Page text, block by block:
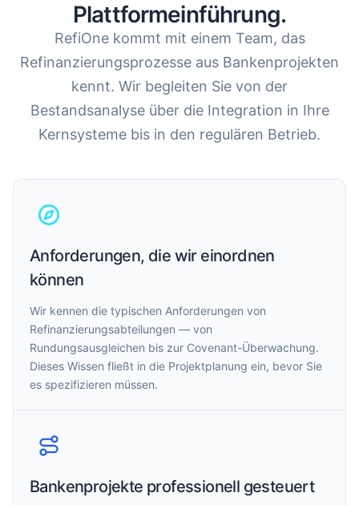
Plattformeinführung.
RefiOne kommt mit einem Team, das
Refinanzierungsprozesse aus Bankenprojekten
kennt. Wir begleiten Sie von der
Bestandsanalyse über die Integration in Ihre
Kernsysteme bis in den regulären Betrieb.
Anforderungen, die wir einordnen
können
Wir kennen die typischen Anforderungen von
Refinanzierungsabteilungen — von
Rundungsausgleichen bis zur Covenant-Überwachung.
Dieses Wissen fließt in die Projektplanung ein, bevor Sie
es spezifizieren müssen.
Bankenprojekte professionell gesteuert